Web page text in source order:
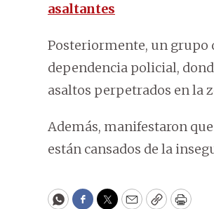
asaltantes
Posteriormente, un grupo
dependencia policial,
asaltos perpetrados en la
Además, manifestaron
están cansados de la
WhatsApp
Facebook
Twitter
EmailCopyPrint